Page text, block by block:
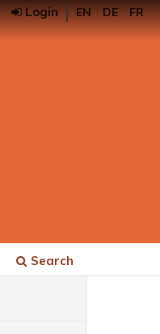
Search
Login EN DE FR